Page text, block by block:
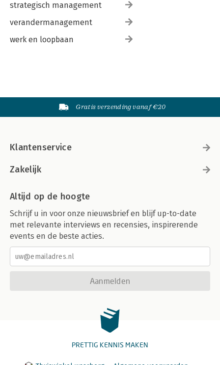
strategisch management
verandermanagement
werk en loopbaan
Gratis verzending vanaf €20
Klantenservice
Zakelijk
Altijd op de hoogte
Schrijf u in voor onze nieuwsbrief en blijf up-to-date
met relevante interviews en recensies, inspirerende
events en de beste acties.
Aanmelden
PRETTIG KENNIS MAKEN